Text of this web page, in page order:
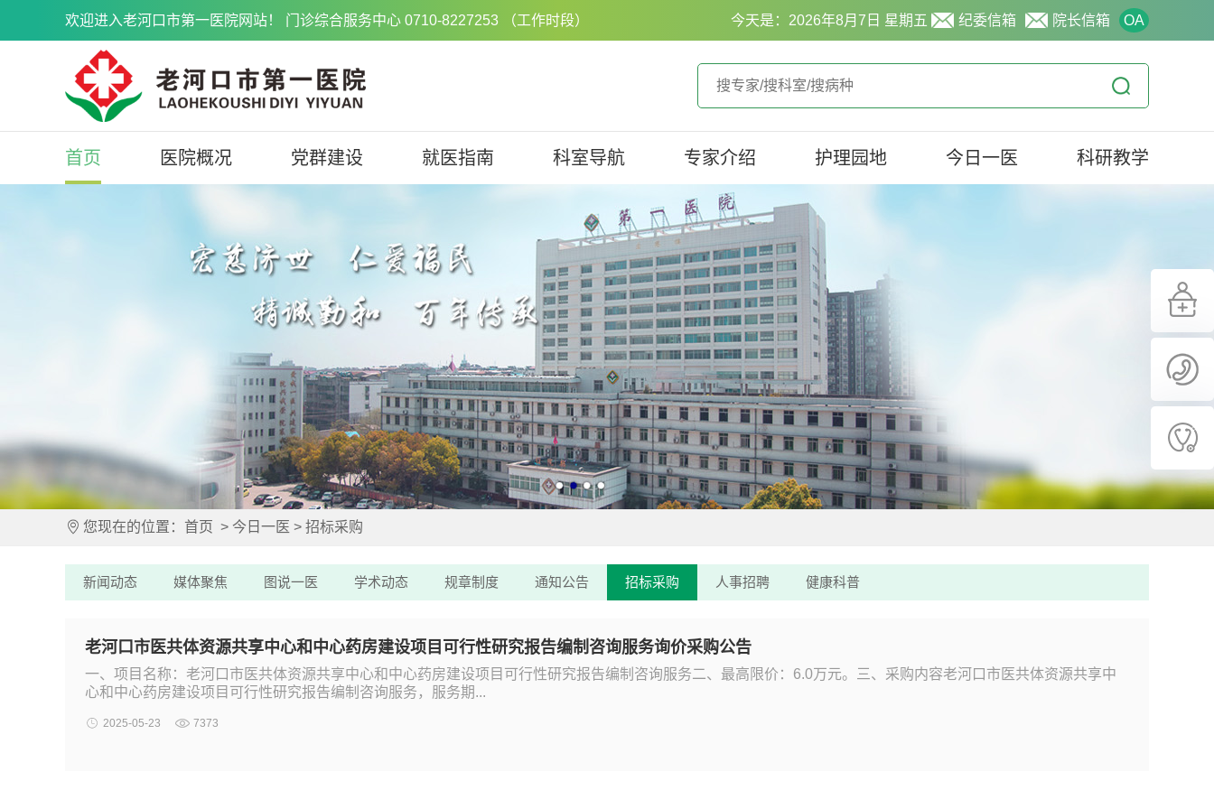
欢迎进入老河口市第一医院网站！ 门诊综合服务中心 0710-8227253 （工作时段） 今天是：2026年8月7日 星期五 纪委信箱 院长信箱 OA
首页 医院概况 党群建设 就医指南 科室导航 专家介绍 护理园地 今日一医 科研教学
您现在的位置： 首页 > 今日一医 > 招标采购
新闻动态 媒体聚焦 图说一医 学术动态 规章制度 通知公告 招标采购 人事招聘 健康科普
老河口市医共体资源共享中心和中心药房建设项目可行性研究报告编制咨询服务询价采购公告
一、项目名称：老河口市医共体资源共享中心和中心药房建设项目可行性研究报告编制咨询服务二、最高限价：6.0万元。三、采购内容老河口市医共体资源共享中
心和中心药房建设项目可行性研究报告编制咨询服务，服务期...
2025-05-23 7373